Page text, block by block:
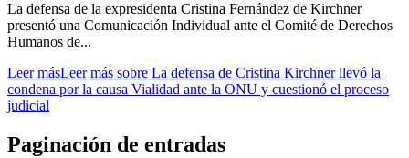
La defensa de la expresidenta Cristina Fernández de Kirchner
presentó una Comunicación Individual ante el Comité de Derechos
Humanos de...
Leer másLeer más sobre La defensa de Cristina Kirchner llevó la
condena por la causa Vialidad ante la ONU y cuestionó el proceso
judicial
Paginación de entradas